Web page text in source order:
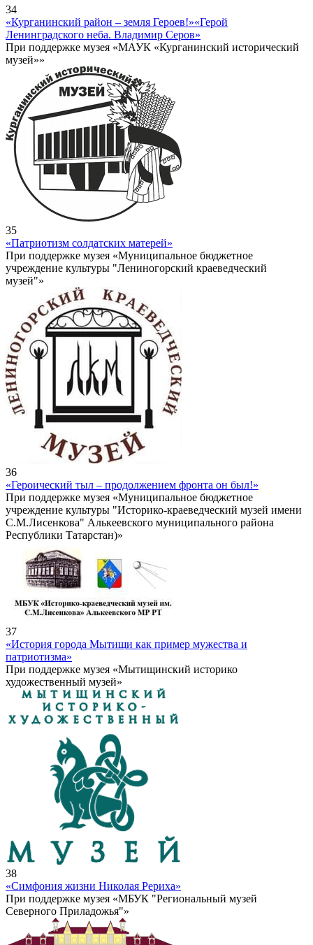
34
«Курганинский район – земля Героев!»«Герой
Ленинградского неба. Владимир Серов»
При поддержке музея «МАУК «Курганинский исторический
музей»»
35
«Патриотизм солдатских матерей»
При поддержке музея «Муниципальное бюджетное
учреждение культуры "Лениногорский краеведческий
музей"»
36
«Героический тыл – продолжением фронта он был!»
При поддержке музея «Муниципальное бюджетное
учреждение культуры "Историко-краеведческий музей имени
С.М.Лисенкова" Алькеевского муниципального района
Республики Татарстан)»
37
«История города Мытищи как пример мужества и
патриотизма»
При поддержке музея «Мытищинский историко
художественный музей»
38
«Симфония жизни Николая Рериха»
При поддержке музея «МБУК "Региональный музей
Северного Приладожья"»